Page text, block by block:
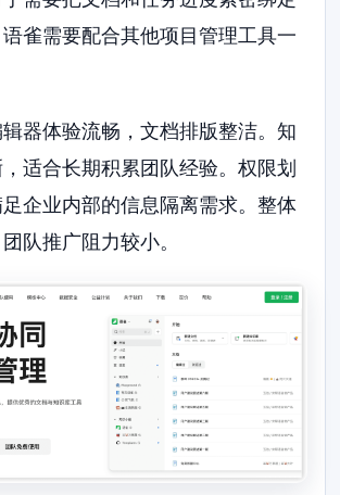
雀需要配合其他项目管理工具一
辑器体验流畅，文档排版整洁。知
适合长期积累团队经验。权限划
企业内部的信息隔离需求。整体
队推广阻力较小。